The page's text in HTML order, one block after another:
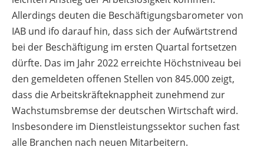
Allerdings deuten die Beschäftigungsbarometer von
IAB und ifo darauf hin, dass sich der Aufwärtstrend
bei der Beschäftigung im ersten Quartal fortsetzen
dürfte. Das im Jahr 2022 erreichte Höchstniveau bei
den gemeldeten offenen Stellen von 845.000 zeigt,
dass die Arbeitskräfteknappheit zunehmend zur
Wachstumsbremse der deutschen Wirtschaft wird.
Insbesondere im Dienstleistungssektor suchen fast
alle Branchen nach neuen Mitarbeitern.